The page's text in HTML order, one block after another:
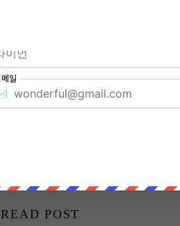
가족 영화 + 힙합 오페라 = ‘
Sneakerella
READ POST